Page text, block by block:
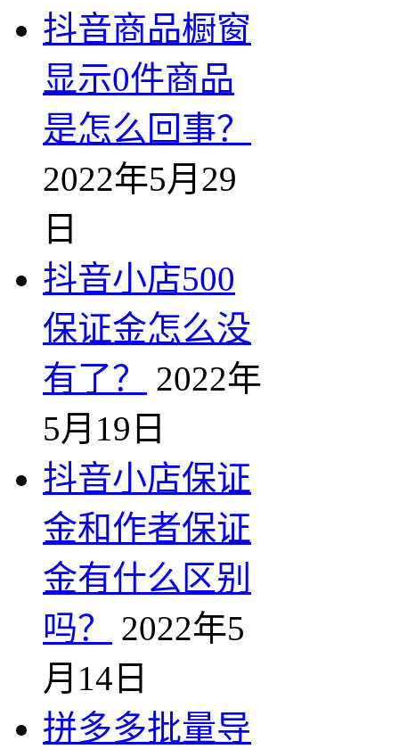
抖音商品橱窗
显示0件商品
是怎么回事？
2022年5月29
日
抖音小店500
保证金怎么没
有了？
2022年
5月19日
抖音小店保证
金和作者保证
金有什么区别
吗？
2022年5
月14日
拼多多批量导